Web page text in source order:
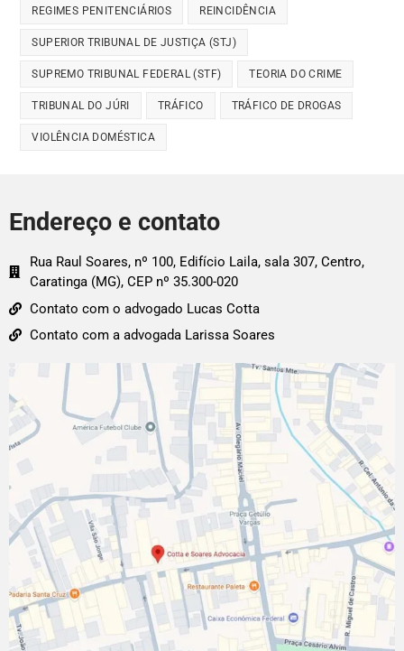
REGIMES PENITENCIÁRIOS REINCIDÊNCIA
SUPERIOR TRIBUNAL DE JUSTIÇA (STJ)
SUPREMO TRIBUNAL FEDERAL (STF) TEORIA DO CRIME
TRIBUNAL DO JÚRI TRÁFICO TRÁFICO DE DROGAS
VIOLÊNCIA DOMÉSTICA
Endereço e contato
Rua Raul Soares, nº 100, Edifício Laila, sala 307, Centro,
Caratinga (MG), CEP nº 35.300-020
Contato com o advogado Lucas Cotta
Contato com a advogada Larissa Soares